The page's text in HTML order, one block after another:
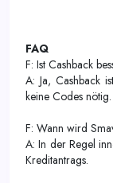
FAQ
F: Ist Cashback
A: Ja, Cashback
keine Codes nötig.
F: Wann wird
A: In der Regel
Kreditantrags.